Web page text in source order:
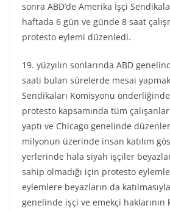
sonra ABD’de Amerika İşçi
haftada 6 gün ve günde 8 saat
protesto eylemi düzenledi.
19. yüzyılın sonlarında ABD
saati bulan sürelerde mesai
Sendikaları Komisyonu
protesto kapsamında tüm
yaptı ve Chicago genelinde
milyonun üzerinde insan katılım
yerlerinde hala siyah işçiler
sahip olmadığı için protesto
eylemlere beyazların da
genelinde işçi ve emekçi haklarının